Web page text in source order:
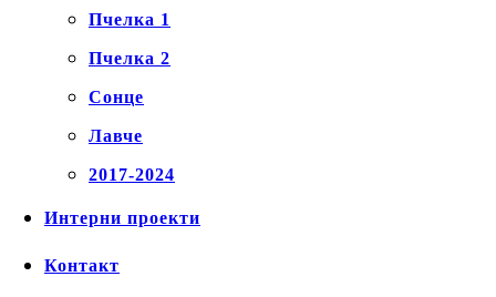
Пчелка 1
Пчелка 2
Сонце
Лавче
2017-2024
Интерни проекти
Контакт